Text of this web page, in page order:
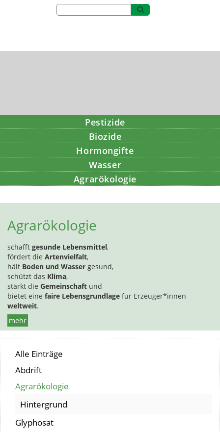
Pestizide
Biozide
Hormongifte
Wasser
Agrarökologie
Agrarökologie
schafft gesunde Lebensmittel,
fördert die Artenvielfalt,
hält Boden und Wasser gesund,
schützt das Klima,
stärkt die Gemeinschaft und
bietet eine faire Lebensgrundlage für Erzeuger*innen
weltweit.
mehr
Alle Einträge
Abdrift
Agrarökologie
Hintergrund
Glyphosat